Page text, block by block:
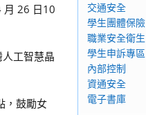
月 26 日10
工智慧晶
，鼓勵女
交通安全
學生團體保險
職業安全衛生
學生申訴專區
內部控制
資通安全
電子書庫